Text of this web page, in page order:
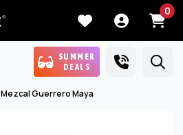
0
SUMMER
DEALS
Mezcal Guerrero Maya